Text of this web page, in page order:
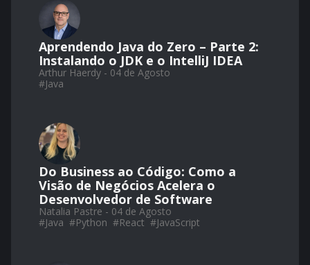
Aprendendo Java do Zero – Parte 2:
Instalando o JDK e o IntelliJ IDEA
Arthur Haerdy - 04 de Agosto
#Java
Do Business ao Código: Como a
Visão de Negócios Acelera o
Desenvolvedor de Software
Natalia Pastre - 04 de Agosto
#Java #Python #React #JavaScript